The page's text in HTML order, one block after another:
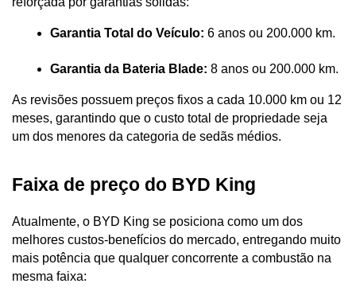
Garantia Total do Veículo: 6 anos ou 200.000 km.
Garantia da Bateria Blade: 8 anos ou 200.000 km.
As revisões possuem preços fixos a cada 10.000 km ou 12
meses, garantindo que o custo total de propriedade seja
um dos menores da categoria de sedãs médios.
Faixa de preço do BYD King
Atualmente, o BYD King se posiciona como um dos
melhores custos-benefícios do mercado, entregando muito
mais potência que qualquer concorrente a combustão na
mesma faixa: